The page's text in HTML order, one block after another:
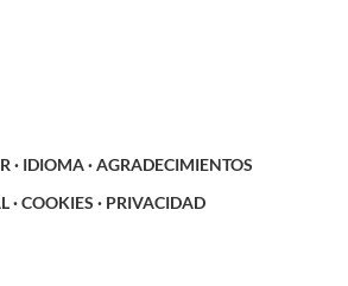
· IDIOMA·AGRADECIMIENTOS
·COOKIES · PRIVACIDAD